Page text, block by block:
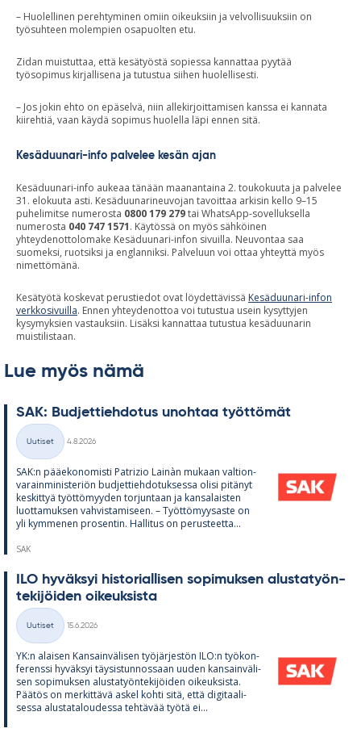
– Huolellinen perehtyminen omiin oikeuksiin ja velvollisuuksiin on
työsuhteen molempien osapuolten etu.
Zidan muistuttaa, että kesätyöstä sopiessa kannattaa pyytää
työsopimus kirjallisena ja tutustua siihen huolellisesti.
– Jos jokin ehto on epäselvä, niin allekirjoittamisen kanssa ei kannata
kiirehtiä, vaan käydä sopimus huolella läpi ennen sitä.
Kesäduunari-info palvelee kesän ajan
Kesäduunari-info aukeaa tänään maanantaina 2. toukokuuta ja palvelee
31. elokuuta asti. Kesäduunarineuvojan tavoittaa arkisin kello 9–15
puhelimitse numerosta 0800 179 279tai WhatsApp-sovelluksella
numerosta 040 747 1571. Käytössä on myös sähköinen
yhteydenottolomake Kesäduunari-infon sivuilla. Neuvontaa saa
suomeksi, ruotsiksi ja englanniksi. Palveluun voi ottaa yhteyttä myös
nimettömänä.
Kesätyötä koskevat perustiedot ovat löydettävissä Kesäduunari-infon
verkkosivuilla. Ennen yhteydenottoa voi tutustua usein kysyttyjen
kysymyksien vastauksiin. Lisäksi kannattaa tutustua kesäduunarin
muistilistaan.
Lue myös nämä
SAK: Bud­jet­tieh­do­tus unoh­taa työt­tö­mät
Kategoriat
Uutiset
4.8.2026
SAK:n pää­e­ko­no­misti Pat­rizio Lainàn mu­kaan val­tion­
va­rain­mi­nis­te­riön bud­jet­tieh­do­tuk­sessa olisi pi­tä­nyt
kes­kit­tyä työt­tö­myy­den tor­jun­taan ja kan­sa­lais­ten
luot­ta­muk­sen vah­vis­ta­mi­seen. – Työt­tö­myy­saste on
yli kym­me­nen pro­sen­tin. Hal­li­tus on pe­rus­teetta...
SAK
ILO hy­väk­syi his­to­rial­li­sen so­pi­muk­sen alus­ta­työn­
te­ki­jöi­den oi­keuk­sista
Kategoriat
Uutiset
15.6.2026
YK:n alai­sen Kan­sain­vä­li­sen työ­jär­jes­tön ILO:n työ­kon­
fe­renssi hy­väk­syi täy­sis­tun­nos­saan uu­den kan­sain­vä­li­
sen so­pi­muk­sen alus­ta­työn­te­ki­jöi­den oi­keuk­sista.
Pää­tös on mer­kit­tävä as­kel kohti sitä, että di­gi­taa­li­
sessa alus­ta­ta­lou­dessa teh­tä­vää työtä ei...